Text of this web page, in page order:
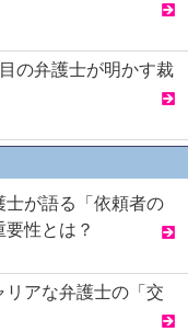
の弁護士が明かす裁
士が語る「依頼者の
性とは？
アな弁護士の「交